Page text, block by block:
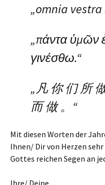
„omnia
„πάντα ὑμῶν
γινέσθω.“
„凡 你 们 所
而 做 。“
Mit diesen Worten der
Ihnen/ Dir von Herzen
Gottes reichen Segen an
Ihre/ Deine